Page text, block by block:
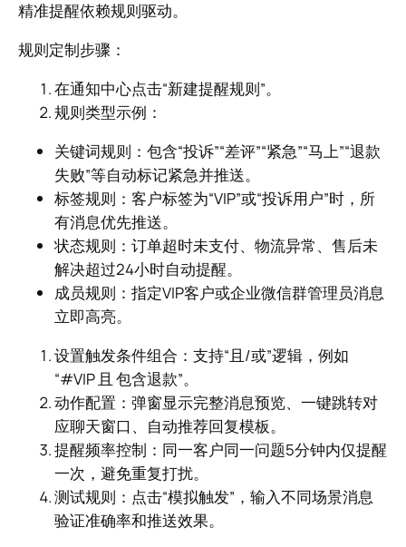
精准提醒依赖规则驱动。
规则定制步骤：
在通知中心点击“新建提醒规则”。
规则类型示例：
关键词规则：包含“投诉”“差评”“紧急”“马上”“退款
失败”等自动标记紧急并推送。
标签规则：客户标签为“VIP”或“投诉用户”时，所
有消息优先推送。
状态规则：订单超时未支付、物流异常、售后未
解决超过24小时自动提醒。
成员规则：指定VIP客户或企业微信群管理员消息
立即高亮。
设置触发条件组合：支持“且/或”逻辑，例如
“#VIP 且 包含退款”。
动作配置：弹窗显示完整消息预览、一键跳转对
应聊天窗口、自动推荐回复模板。
提醒频率控制：同一客户同一问题5分钟内仅提醒
一次，避免重复打扰。
测试规则：点击“模拟触发”，输入不同场景消息
验证准确率和推送效果。